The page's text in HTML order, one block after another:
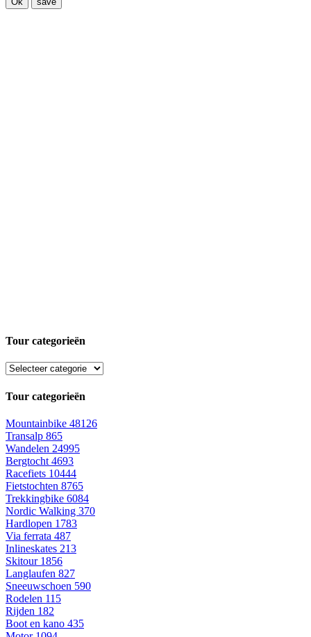
Tour categorieën
Tour categorieën
Mountainbike 48126
Transalp 865
Wandelen 24995
Bergtocht 4693
Racefiets 10444
Fietstochten 8765
Trekkingbike 6084
Nordic Walking 370
Hardlopen 1783
Via ferrata 487
Inlineskates 213
Skitour 1856
Langlaufen 827
Sneeuwschoen 590
Rodelen 115
Rijden 182
Boot en kano 435